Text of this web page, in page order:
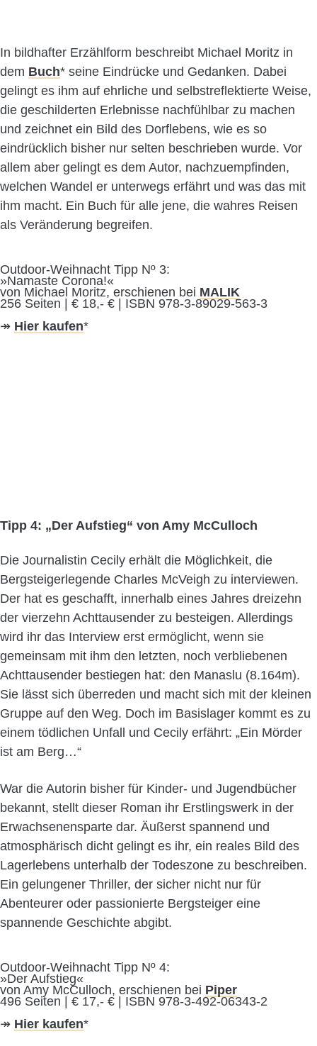
In bildhafter Erzählform beschreibt Michael Moritz in
dem Buch* seine Eindrücke und Gedanken. Dabei
gelingt es ihm auf ehrliche und selbstreflektierte Weise,
die geschilderten Erlebnisse nachfühlbar zu machen
und zeichnet ein Bild des Dorflebens, wie es so
eindrücklich bisher nur selten beschrieben wurde. Vor
allem aber gelingt es dem Autor, nachzuempfinden,
welchen Wandel er unterwegs erfährt und was das mit
ihm macht. Ein Buch für alle jene, die wahres Reisen
als Veränderung begreifen.
Outdoor-Weihnacht Tipp Nº 3:
»Namaste Corona!«
von Michael Moritz, erschienen bei MALIK
256 Seiten | € 18,- € | ISBN 978-3-89029-563-3
↠ Hier kaufen*
Tipp 4: „Der Aufstieg“ von Amy McCulloch
Die Journalistin Cecily erhält die Möglichkeit, die
Bergsteigerlegende Charles McVeigh zu interviewen.
Der hat es geschafft, innerhalb eines Jahres dreizehn
der vierzehn Achttausender zu besteigen. Allerdings
wird ihr das Interview erst ermöglicht, wenn sie
gemeinsam mit ihm den letzten, noch verbliebenen
Achttausender bestiegen hat: den Manaslu (8.164m).
Sie lässt sich überreden und macht sich mit der kleinen
Gruppe auf den Weg. Doch im Basislager kommt es zu
einem tödlichen Unfall und Cecily erfährt: „Ein Mörder
ist am Berg…“
War die Autorin bisher für Kinder- und Jugendbücher
bekannt, stellt dieser Roman ihr Erstlingswerk in der
Erwachsenensparte dar. Äußerst spannend und
atmosphärisch dicht gelingt es ihr, ein reales Bild des
Lagerlebens unterhalb der Todeszone zu beschreiben.
Ein gelungener Thriller, der sicher nicht nur für
Abenteurer oder passionierte Bergsteiger eine
spannende Geschichte abgibt.
Outdoor-Weihnacht Tipp Nº 4:
»Der Aufstieg«
von Amy McCulloch, erschienen bei Piper
496 Seiten | € 17,- € | ISBN 978-3-492-06343-2
↠ Hier kaufen*